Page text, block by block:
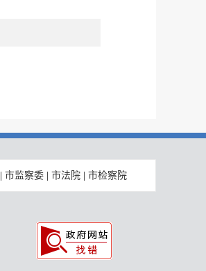
市监察委 市法院 市检察院